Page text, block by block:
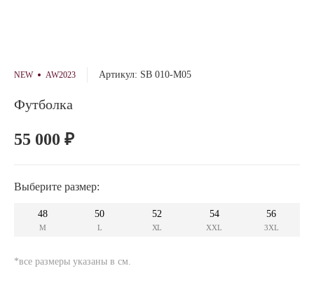
NEW AW2023 Артикул: SB 010-M05
Футболка
55 000 ₽
Выберите размер:
48
M
50
L
52
XL
54
XXL
56
3XL
*все размеры указаны в см.